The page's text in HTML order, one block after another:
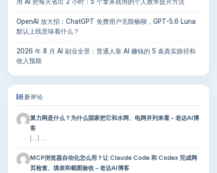
用 AI 把每天省出 2 小时：5 个拿来就用的个人效率提升方法
OpenAI 放大招：ChatGPT 免费用户无限畅聊，GPT-5.6 Luna
默认上线意味着什么？
2026 年 8 月 AI 副业全景：普通人靠 AI 赚钱的 5 条真实路径和
收入预期
最新评论
算力网是什么？为什么国家把它和水网、电网并列来看 – 老达AI博
客
[…] …
MCP浏览器自动化怎么用？让 Claude Code 和 Codex 完成网
页检查、填表和截图验收 – 老达AI博客